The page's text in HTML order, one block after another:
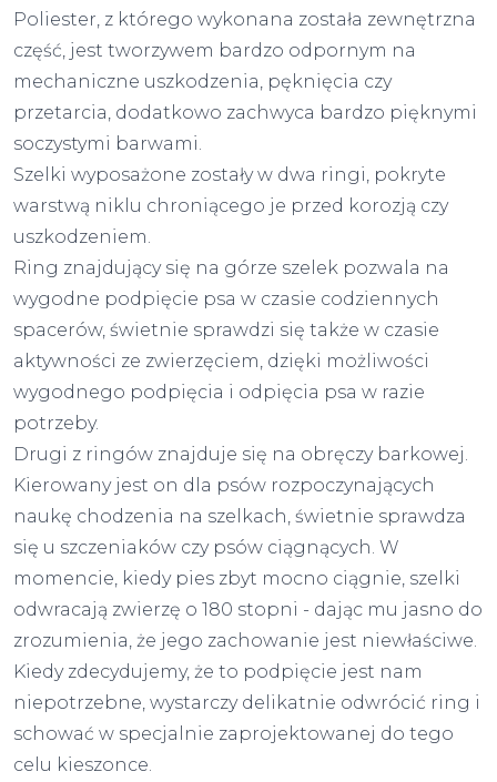
Poliester, z którego wykonana została zewnętrzna
część, jest tworzywem bardzo odpornym na
mechaniczne uszkodzenia, pęknięcia czy
przetarcia, dodatkowo zachwyca bardzo pięknymi
soczystymi barwami.
Szelki wyposażone zostały w dwa ringi, pokryte
warstwą niklu chroniącego je przed korozją czy
uszkodzeniem.
Ring znajdujący się na górze szelek pozwala na
wygodne podpięcie psa w czasie codziennych
spacerów, świetnie sprawdzi się także w czasie
aktywności ze zwierzęciem, dzięki możliwości
wygodnego podpięcia i odpięcia psa w razie
potrzeby.
Drugi z ringów znajduje się na obręczy barkowej.
Kierowany jest on dla psów rozpoczynających
naukę chodzenia na szelkach, świetnie sprawdza
się u szczeniaków czy psów ciągnących. W
momencie, kiedy pies zbyt mocno ciągnie, szelki
odwracają zwierzę o 180 stopni - dając mu jasno do
zrozumienia, że jego zachowanie jest niewłaściwe.
Kiedy zdecydujemy, że to podpięcie jest nam
niepotrzebne, wystarczy delikatnie odwrócić ring i
schować w specjalnie zaprojektowanej do tego
celu kieszonce.